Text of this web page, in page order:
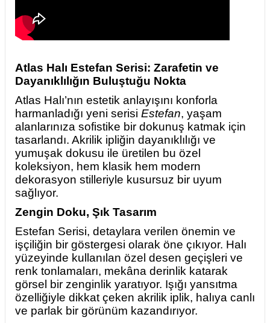
Atlas Halı Estefan Serisi: Zarafetin ve
Dayanıklılığın Buluştuğu Nokta
Atlas Halı’nın estetik anlayışını konforla
harmanladığı yeni serisi Estefan, yaşam
alanlarınıza sofistike bir dokunuş katmak için
tasarlandı. Akrilik ipliğin dayanıklılığı ve
yumuşak dokusu ile üretilen bu özel
koleksiyon, hem klasik hem modern
dekorasyon stilleriyle kusursuz bir uyum
sağlıyor.
Zengin Doku, Şık Tasarım
Estefan Serisi, detaylara verilen önemin ve
işçiliğin bir göstergesi olarak öne çıkıyor. Halı
yüzeyinde kullanılan özel desen geçişleri ve
renk tonlamaları, mekâna derinlik katarak
görsel bir zenginlik yaratıyor. Işığı yansıtma
özelliğiyle dikkat çeken akrilik iplik, halıya canlı
ve parlak bir görünüm kazandırıyor.